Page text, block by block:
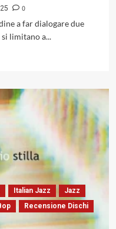
0
a far dialogare due
limitano a...
Italian Jazz
Jazz
Recensione Dischi